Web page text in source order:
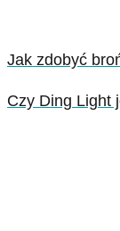
Jak zdobyć
Czy Ding Light